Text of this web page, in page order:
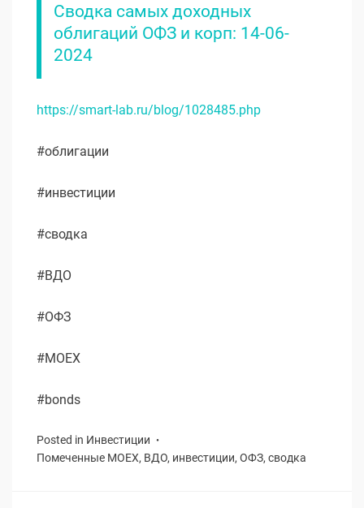
Сводка самых доходных
облигаций ОФЗ и корп: 14-06-
2024
https://smart-lab.ru/blog/1028485.php
#облигации
#инвестиции
#сводка
#ВДО
#ОФЗ
#MOEX
#bonds
Posted in Инвестиции
Помеченные MOEX, ВДО, инвестиции, ОФЗ, сводка